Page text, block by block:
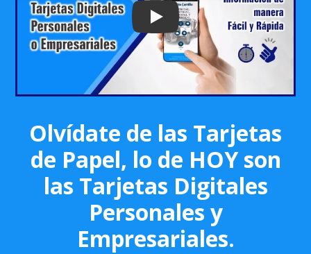
Play: Keynote (Google I/O '18)
Olvídate de las Tarjetas
de Papel, lo de HOY son
las Tarjetas Digitales
Personales y
Empresariales.